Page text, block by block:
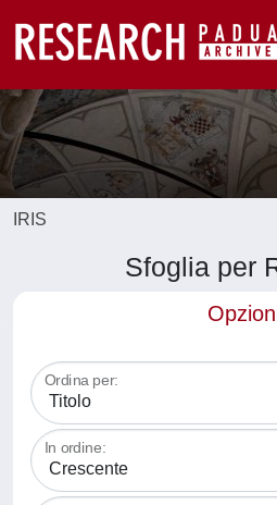
IRIS
Sfoglia per
Ordina per:
In ordine: